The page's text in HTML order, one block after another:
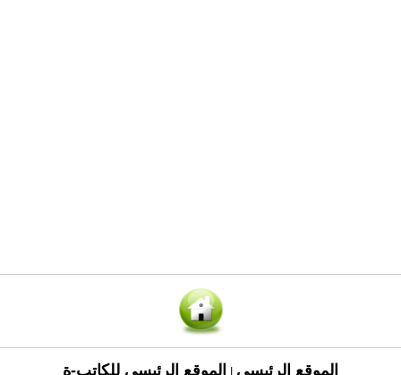
الموقع الرئيسي الموقع الرئيسي للكاتب-ة